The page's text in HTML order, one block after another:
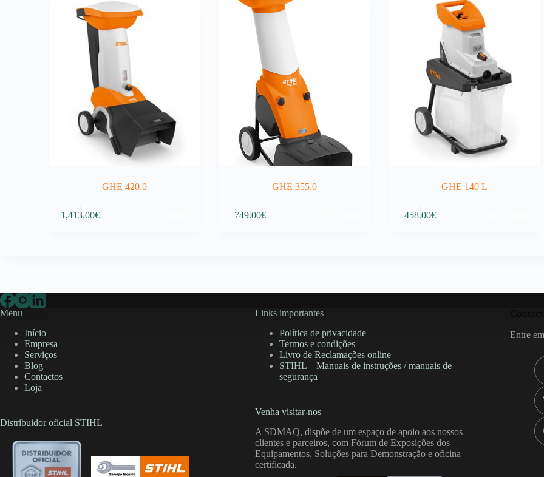
GHE 420.0
1,413.00€
GHE 355.0
749.00€
GHE 140 L
458.00€
Menu
Início
Empresa
Serviços
Blog
Contactos
Loja
Distribuidor oficial STIHL
Links importantes
Política de privacidade
Termos e condições
Livro de Reclamações online
STIHL – Manuais de instruções / manuais de
segurança
Venha visitar-nos
A SDMAQ, dispõe de um espaço de apoio aos nossos
clientes e parceiros, com Fórum de Exposições dos
Equipamentos, Soluções para Demonstração e oficina
certificada.
Entre